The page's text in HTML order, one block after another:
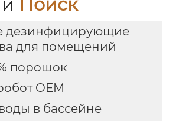
Поиск
дезинфицирующие
для помещений
порошок
OEM
в бассейне